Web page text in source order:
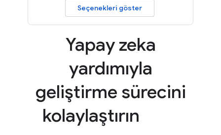
Seçenekleri göster
Yapay zeka
yardımıyla
geliştirme sürecini
kolaylaştırın